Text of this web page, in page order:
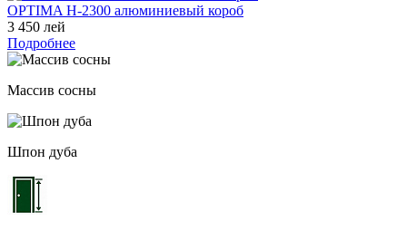
OPTIMA H-2300 алюминиевый короб
3 450 лей
Подробнее
Массив сосны
Шпон дуба